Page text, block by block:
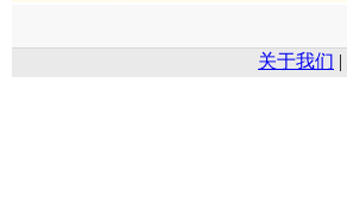
关于我们 |